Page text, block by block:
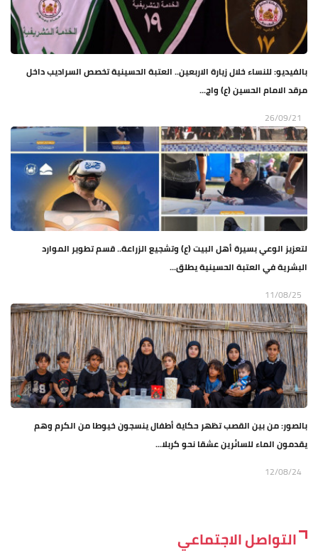
بالفيديو: للنساء خلال زيارة الاربعين.. العتبة الحسينية تخصص السراديب داخل
مرقد الامام الحسين (ع) واج...
26/09/21
لتعزيز الوعي بسيرة أهل البيت (ع) وتشجيع الزراعة.. قسم تطوير الموارد
البشرية في العتبة الحسينية يطلق...
11/08/25
بالصور: من بين القصب تظهر حكاية أطفال ينسجون خيوطا من الكرم وهم
يقدمون الماء للسائرين عشقا نحو كربلا...
12/08/24
التواصل الاجتماعي